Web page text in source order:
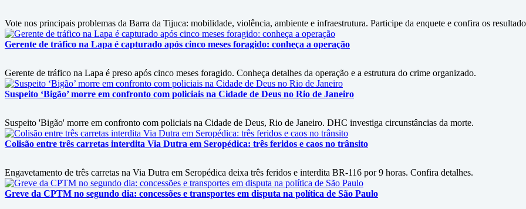
Vote nos principais problemas da Barra da Tijuca: mobilidade, violência, ambiente e infraestrutura. Participe da enquete e confira os
Gerente de tráfico na Lapa é capturado após cinco meses foragido: conheça a operação
Gerente de tráfico na Lapa é preso após cinco meses foragido. Conheça detalhes da operação e a estrutura do crime organizado.
Suspeito ‘Bigão’ morre em confronto com policiais na Cidade de Deus no Rio de Janeiro
Suspeito 'Bigão' morre em confronto com policiais na Cidade de Deus, Rio de Janeiro. DHC investiga circunstâncias da morte.
Colisão entre três carretas interdita Via Dutra em Seropédica: três feridos e caos no trânsito
Engavetamento de três carretas na Via Dutra em Seropédica deixa três feridos e interdita BR-116 por 9 horas. Confira detalhes.
Greve da CPTM no segundo dia: concessões e transportes em disputa na política de São Paulo